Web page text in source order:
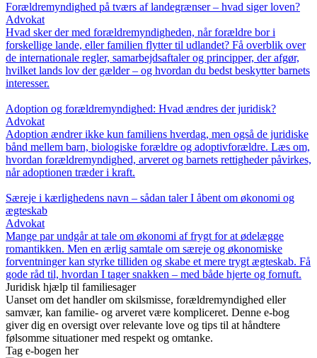
Forældremyndighed på tværs af landegrænser – hvad siger loven?
Advokat
Hvad sker der med forældremyndigheden, når forældre bor i
forskellige lande, eller familien flytter til udlandet? Få overblik over
de internationale regler, samarbejdsaftaler og principper, der afgør,
hvilket lands lov der gælder – og hvordan du bedst beskytter barnets
interesser.
Adoption og forældremyndighed: Hvad ændres der juridisk?
Advokat
Adoption ændrer ikke kun familiens hverdag, men også de juridiske
bånd mellem barn, biologiske forældre og adoptivforældre. Læs om,
hvordan forældremyndighed, arveret og barnets rettigheder påvirkes,
når adoptionen træder i kraft.
Særeje i kærlighedens navn – sådan taler I åbent om økonomi og
ægteskab
Advokat
Mange par undgår at tale om økonomi af frygt for at ødelægge
romantikken. Men en ærlig samtale om særeje og økonomiske
forventninger kan styrke tilliden og skabe et mere trygt ægteskab. Få
gode råd til, hvordan I tager snakken – med både hjerte og fornuft.
Juridisk hjælp til familiesager
Uanset om det handler om skilsmisse, forældremyndighed eller
samvær, kan familie- og arveret være kompliceret. Denne e-bog
giver dig en oversigt over relevante love og tips til at håndtere
følsomme situationer med respekt og omtanke.
Tag e-bogen her